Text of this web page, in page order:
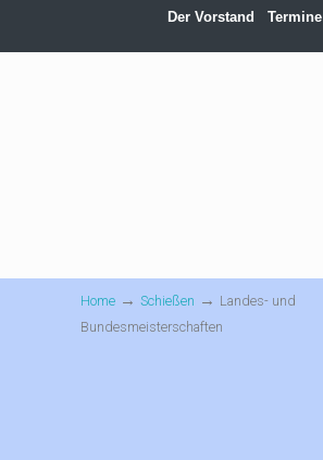
Der Vorstand Termine
Home → Schießen → Landes- und
Bundesmeisterschaften